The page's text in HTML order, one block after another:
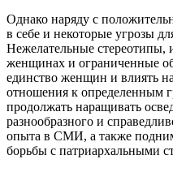
Однако наряду с
в себе и некоторые угрозы
Нежелательные стереотипы,
женщинах и ограниченные
единство женщин и влиять
отношения к определенным
продолжать наращивать
разнообразного и
опыта в СМИ, а также
борьбы с патриархальными